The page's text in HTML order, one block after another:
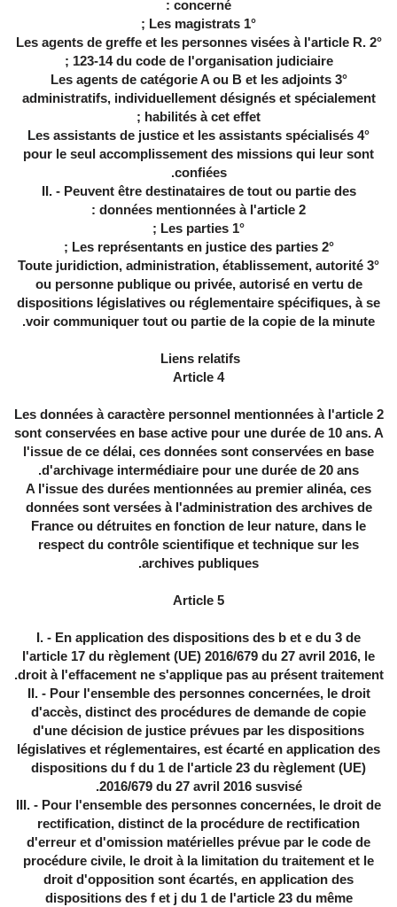
concerné :
1° Les magistrats ;
2° Les agents de greffe et les personnes visées à l'article R.
123-14 du code de l'organisation judiciaire ;
3° Les agents de catégorie A ou B et les adjoints
administratifs, individuellement désignés et spécialement
habilités à cet effet ;
4° Les assistants de justice et les assistants spécialisés
pour le seul accomplissement des missions qui leur sont
confiées.
II. - Peuvent être destinataires de tout ou partie des
données mentionnées à l'article 2 :
1° Les parties ;
2° Les représentants en justice des parties ;
3° Toute juridiction, administration, établissement, autorité
ou personne publique ou privée, autorisé en vertu de
dispositions législatives ou réglementaire spécifiques, à se
voir communiquer tout ou partie de la copie de la minute.
Liens relatifs
Article 4
Les données à caractère personnel mentionnées à l'article 2
sont conservées en base active pour une durée de 10 ans. A
l'issue de ce délai, ces données sont conservées en base
d'archivage intermédiaire pour une durée de 20 ans.
A l'issue des durées mentionnées au premier alinéa, ces
données sont versées à l'administration des archives de
France ou détruites en fonction de leur nature, dans le
respect du contrôle scientifique et technique sur les
archives publiques.
Article 5
I. - En application des dispositions des b et e du 3 de
l'article 17 du règlement (UE) 2016/679 du 27 avril 2016, le
droit à l'effacement ne s'applique pas au présent traitement.
II. - Pour l'ensemble des personnes concernées, le droit
d'accès, distinct des procédures de demande de copie
d'une décision de justice prévues par les dispositions
législatives et réglementaires, est écarté en application des
dispositions du f du 1 de l'article 23 du règlement (UE)
2016/679 du 27 avril 2016 susvisé.
III. - Pour l'ensemble des personnes concernées, le droit de
rectification, distinct de la procédure de rectification
d'erreur et d'omission matérielles prévue par le code de
procédure civile, le droit à la limitation du traitement et le
droit d'opposition sont écartés, en application des
dispositions des f et j du 1 de l'article 23 du même